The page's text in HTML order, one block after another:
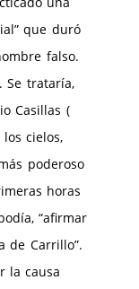
que duró
falso.
Se trataría,
Casillas (
cielos,
poderoso
horas
“afirmar
de Carrillo”.
la causa